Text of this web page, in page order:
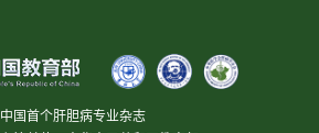
中国首个肝胆病专业杂志